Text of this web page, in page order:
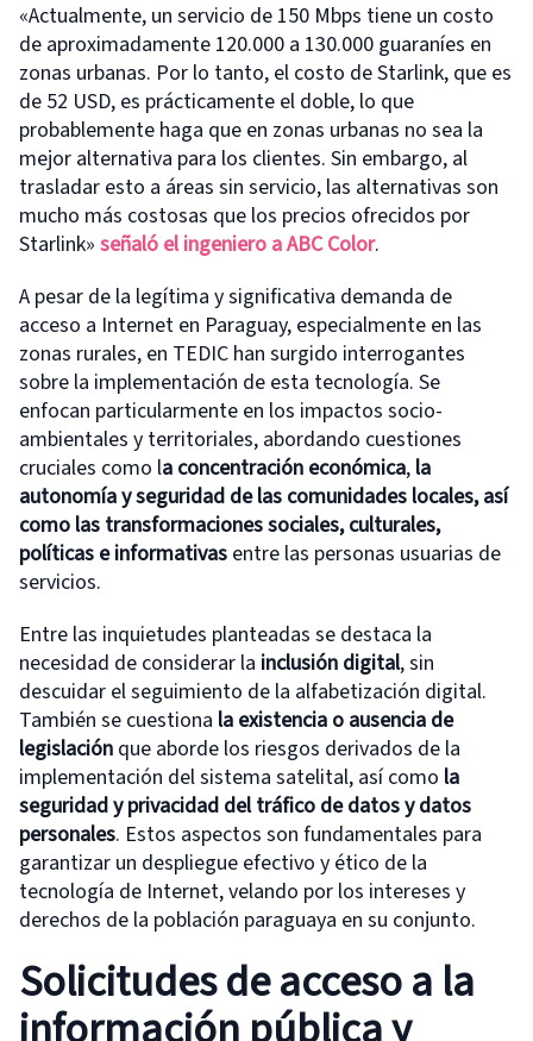
«Actualmente, un servicio de 150 Mbps tiene un costo
de aproximadamente 120.000 a 130.000 guaraníes en
zonas urbanas. Por lo tanto, el costo de Starlink, que es
de 52 USD, es prácticamente el doble, lo que
probablemente haga que en zonas urbanas no sea la
mejor alternativa para los clientes. Sin embargo, al
trasladar esto a áreas sin servicio, las alternativas son
mucho más costosas que los precios ofrecidos por
Starlink» señaló el ingeniero a ABC Color.
A pesar de la legítima y significativa demanda de
acceso a Internet en Paraguay, especialmente en las
zonas rurales, en TEDIC han surgido interrogantes
sobre la implementación de esta tecnología. Se
enfocan particularmente en los impactos socio-
ambientales y territoriales, abordando cuestiones
cruciales como la concentración económica, la
autonomía y seguridad de las comunidades locales, así
como las transformaciones sociales, culturales,
políticas e informativas entre las personas usuarias de
servicios.
Entre las inquietudes planteadas se destaca la
necesidad de considerar la inclusión digital, sin
descuidar el seguimiento de la alfabetización digital.
También se cuestiona la existencia o ausencia de
legislación que aborde los riesgos derivados de la
implementación del sistema satelital, así como la
seguridad y privacidad del tráfico de datos y datos
personales. Estos aspectos son fundamentales para
garantizar un despliegue efectivo y ético de la
tecnología de Internet, velando por los intereses y
derechos de la población paraguaya en su conjunto.
Solicitudes de acceso a la